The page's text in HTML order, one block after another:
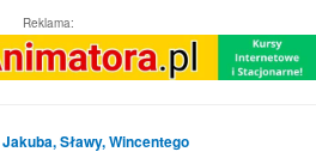
Reklama:
Jakuba, Sławy, Wincentego